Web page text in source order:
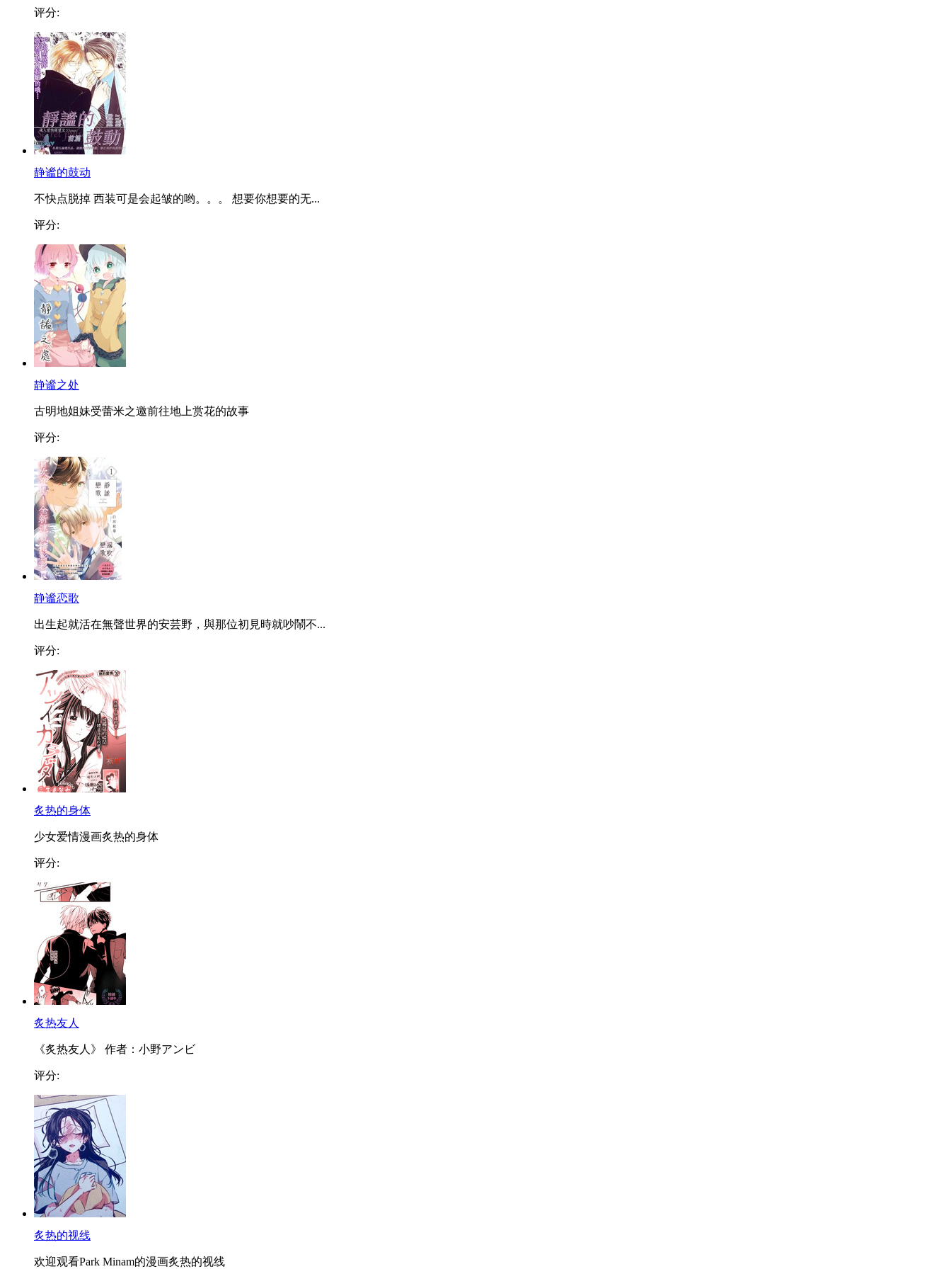
评分:
静谧的鼓动
不快点脱掉 西装可是会起皱的哟。。。 想要你想要的无...
评分:
静谧之处
古明地姐妹受蕾米之邀前往地上赏花的故事
评分:
静谧恋歌
出生起就活在無聲世界的安芸野，與那位初見時就吵鬧不...
评分:
炙热的身体
少女爱情漫画炙热的身体
评分:
炙热友人
《炙热友人》 作者：小野アンビ
评分:
炙热的视线
欢迎观看Park Minam的漫画炙热的视线